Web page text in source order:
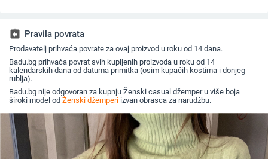
gradnje
assignment_return Pravila povrata
Prodavatelj prihvaća povrate za ovaj proizvod u roku od 14 dana.
Badu.bg prihvaća povrat svih kupljenih proizvoda u roku od 14
kalendarskih dana od datuma primitka (osim kupaćih kostima i donjeg
rublja).
Badu.bg nije odgovoran za kupnju Ženski casual džemper u više boja
široki model od Ženski džemperi izvan obrasca za narudžbu.